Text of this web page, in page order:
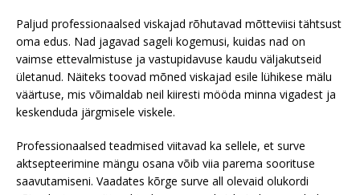
Paljud professionaalsed viskajad rõhutavad mõtteviisi tähtsust
oma edus. Nad jagavad sageli kogemusi, kuidas nad on
vaimse ettevalmistuse ja vastupidavuse kaudu väljakutseid
ületanud. Näiteks toovad mõned viskajad esile lühikese mälu
väärtuse, mis võimaldab neil kiiresti mööda minna vigadest ja
keskenduda järgmisele viskele.
Professionaalsed teadmised viitavad ka sellele, et surve
aktsepteerimine mängu osana võib viia parema soorituse
saavutamiseni. Vaadates kõrge surve all olevaid olukordi